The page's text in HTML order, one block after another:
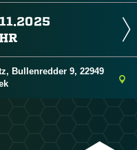
Bullenredder 9, 22949